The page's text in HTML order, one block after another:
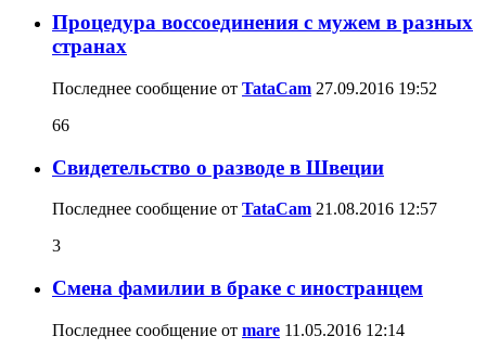
Процедура воссоединения с мужем в разных
странах
Последнее сообщение от TataCam 27.09.2016 19:52
66
Cвидетельство о разводе в Швеции
Последнее сообщение от TataCam 21.08.2016 12:57
3
Смена фамилии в браке с иностранцем
Последнее сообщение от mare 11.05.2016 12:14